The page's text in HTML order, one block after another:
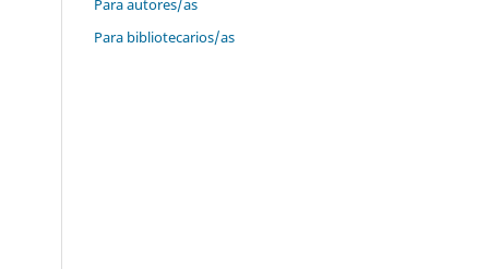
Para autores/as
Para bibliotecarios/as